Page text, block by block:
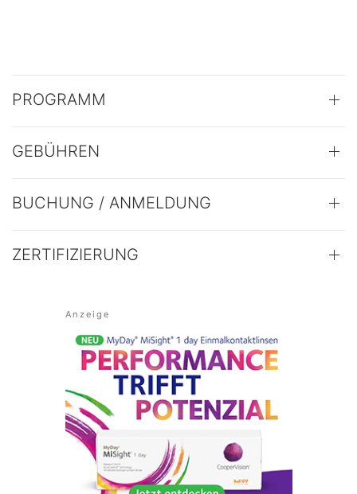
PROGRAMM
GEBÜHREN
BUCHUNG / ANMELDUNG
ZERTIFIZIERUNG